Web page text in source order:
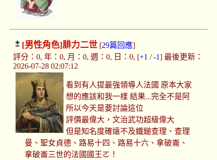
[男性角色]腓力二世[29篇回應]
評分：0, 年：0, 月：0, 週：0, 日：0, [+1 /-1] 最後更新：
2026-07-28 02:07:12
看到有人提最強領導人法國 原本大家
想的應該和我一樣 結果...完全不是阿
所以今天是要討論這位
評價最偉大，文治武功超級偉大
但是知名度確遠不及鐵鎚查理、查理
曼、聖女貞德、路易十四、路易十六、拿破崙、
拿破崙三世的法國國王ㄛ！